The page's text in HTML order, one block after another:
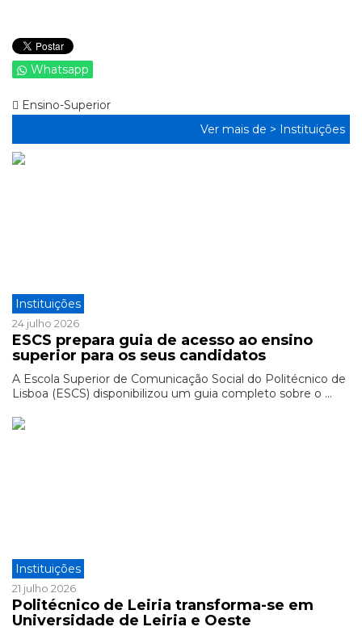
Whatsapp
Ensino-Superior
Ver mais de > Instituições
Instituições
24 julho 2026
ESCS prepara guia de acesso ao ensino
superior para os seus candidatos
A Escola Superior de Comunicação Social do Politécnico de
Lisboa (ESCS) disponibilizou um guia completo sobre o ...
Instituições
21 julho 2026
Politécnico de Leiria transforma-se em
Universidade de Leiria e Oeste